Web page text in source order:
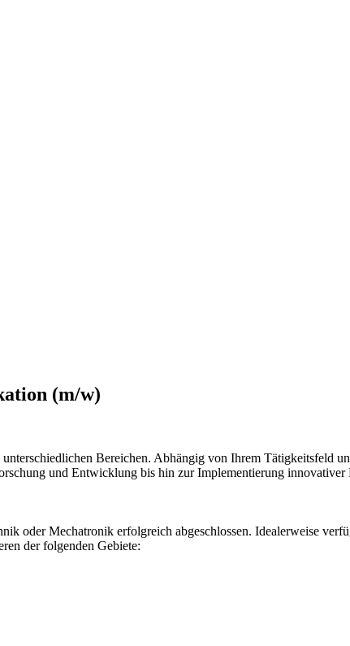
(m/w)
Bereichen. Abhängig von Ihrem Tätigkeitsfeld
und Entwicklung bis hin zur Implementierung
oder Mechatronik erfolgreich abgeschlossen. Idealerweise
der folgenden Gebiete: